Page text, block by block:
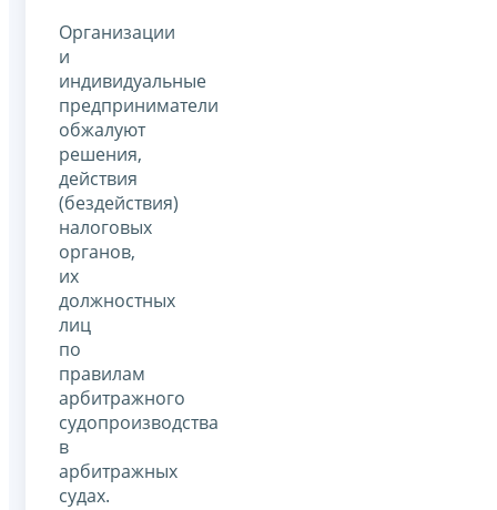
Организации
и
индивидуальные
предприниматели
обжалуют
решения,
действия
(бездействия)
налоговых
органов,
их
должностных
лиц
по
правилам
арбитражного
судопроизводства
в
арбитражных
судах.